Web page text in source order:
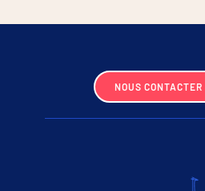
NOUS CONTACTER